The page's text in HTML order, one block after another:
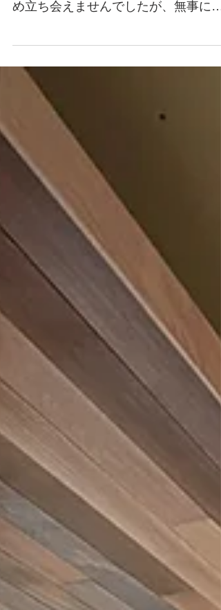
市の現場へ。 完了検査には打合せのた
えたとのことでなによりです。 タイル
を選んだ日々が少し懐かしい（笑） 外
構の完成も楽しみです。 加門建築設計